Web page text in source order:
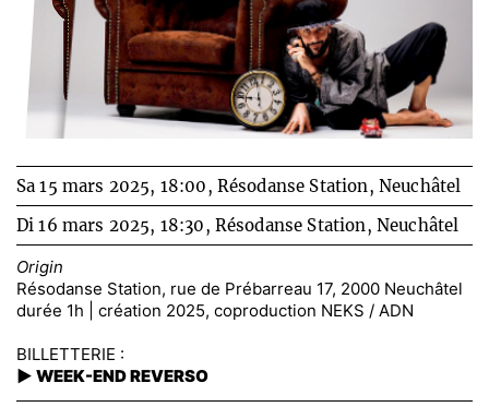
Sa 15 mars 2025, 18:00, Résodanse Station, Neuchâtel
Di 16 mars 2025, 18:30, Résodanse Station, Neuchâtel
Origin
Résodanse Station, rue de Prébarreau 17, 2000 Neuchâtel
durée 1h | création 2025, coproduction NEKS / ADN
BILLETTERIE :
► WEEK-END REVERSO